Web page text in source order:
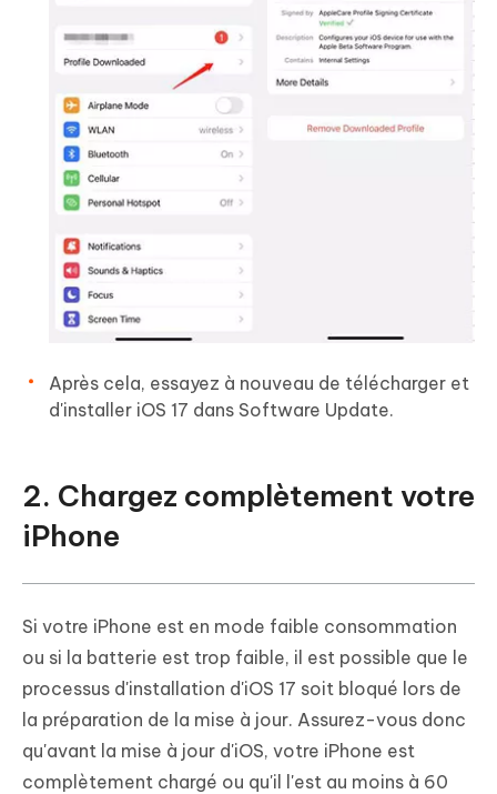
Après cela, essayez à nouveau de télécharger et
d'installer iOS 17 dans Software Update.
2. Chargez complètement votre
iPhone
Si votre iPhone est en mode faible consommation
ou si la batterie est trop faible, il est possible que le
processus d'installation d'iOS 17 soit bloqué lors de
la préparation de la mise à jour. Assurez-vous donc
qu'avant la mise à jour d'iOS, votre iPhone est
complètement chargé ou qu'il l'est au moins à 60